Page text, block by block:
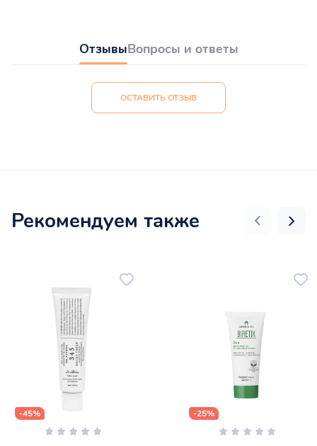
ОтзывыВопросы и ответы
ОСТАВИТЬ ОТЗЫВ
Рекомендуем также
-45% -25%